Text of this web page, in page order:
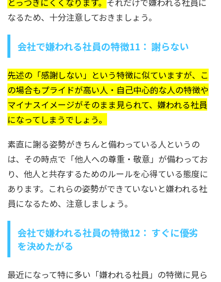
なるため、十分注意しておきましょう。
会社で嫌われる社員の特徴11： 謝らない
先述の「感謝しない」という特徴に似ていますが、こ
の場合もプライドが高い人・自己中心的な人の特徴や
マイナスイメージがそのまま見られて、嫌われる社員
になってしまうでしょう。
素直に謝る姿勢がきちんと備わっている人というの
は、その時点で「他人への尊重・敬意」が備わってお
り、他人と共存するためのルールを心得ている態度に
あります。これらの姿勢ができていないと嫌われる社
員になるため、注意しましょう。
会社で嫌われる社員の特徴12： すぐに優劣
を決めたがる
最近になって特に多い「嫌われる社員」の特徴に見ら